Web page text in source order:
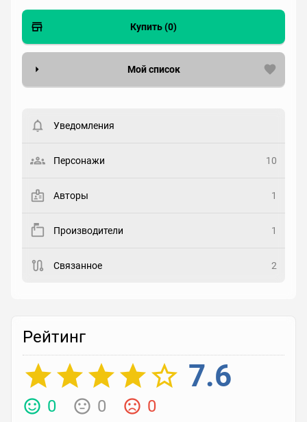
Купить (0)
Мой список
Статус
Рейтинг
Реакция
Уведомления
Персонажи 10
Авторы 1
Производители 1
Связанное 2
Рейтинг
7.6
0 0 0